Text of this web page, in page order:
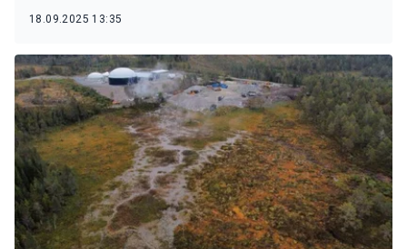
18.09.2025 13:35